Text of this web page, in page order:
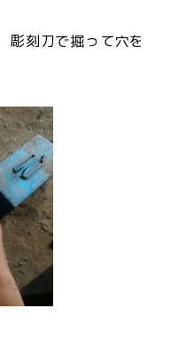
彫刻刀で掘って穴を